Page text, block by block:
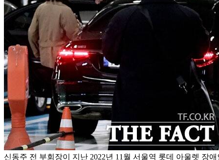
신동주 전 부회장이 지난 2022년 11월 서울역 롯데 아울렛 장